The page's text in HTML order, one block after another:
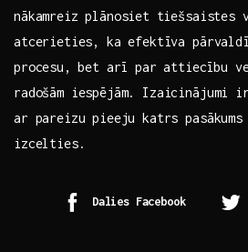
nākamreiz plānosiet ⁤tiešsaistes
atcerieties, ka efektīva
procesu,⁣ bet arī ⁣par attiecību
radošām iespējām. Izaicinājumi
ar pareizu​ pieeju katrs
izcelties.
Dalies Facebook